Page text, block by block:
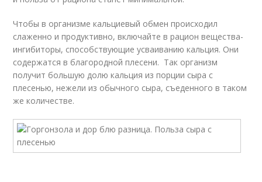
Чтобы в организме кальциевый обмен происходил
слаженно и продуктивно, включайте в рацион вещества-
ингибиторы, способствующие усваиванию кальция. Они
содержатся в благородной плесени. Так организм
получит большую долю кальция из порции сыра с
плесенью, нежели из обычного сыра, съеденного в таком
же количестве.